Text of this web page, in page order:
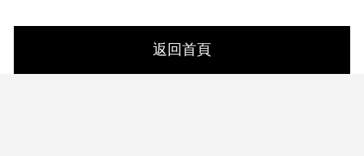
返回首頁